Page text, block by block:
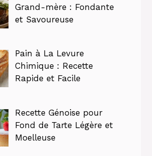
Grand-mère : Fondante
et Savoureuse
Pain à La Levure
Chimique : Recette
Rapide et Facile
Recette Génoise pour
Fond de Tarte Légère et
Moelleuse